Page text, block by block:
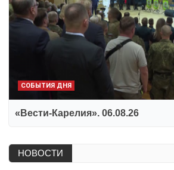
СОБЫТИЯ ДНЯ
«Вести-Карелия». 06.08.26
НОВОСТИ